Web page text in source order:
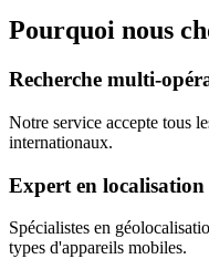
Pourquoi nous
Recherche multi-
Notre service accepte tous
internationaux.
Expert en localisation
Spécialistes en
types d'appareils mobiles.